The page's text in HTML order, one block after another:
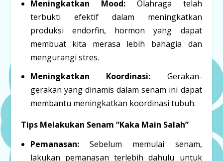
Meningkatkan Mood:Olahraga telah
terbukti efektif dalam meningkatkan
produksi endorfin, hormon yang dapat
membuat kita merasa lebih bahagia dan
mengurangi stres.
Meningkatkan Koordinasi: Gerakan-
gerakan yang dinamis dalam senam ini dapat
membantu meningkatkan koordinasi tubuh.
Tips Melakukan Senam “Kaka Main Salah”
Pemanasan:Sebelum memulai senam,
lakukan pemanasan terlebih dahulu untuk